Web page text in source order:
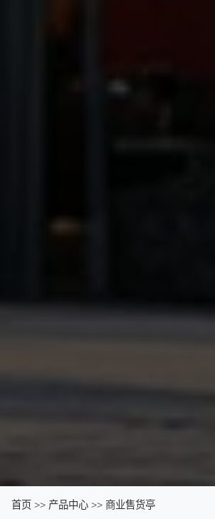
首页 >> 产品中心 >> 商业售货亭